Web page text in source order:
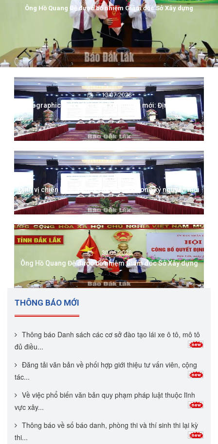
Ông Hồ Quang Đệ được bổ nhiệm Giám đốc Sở Xây dựng
13/07/2026
(Infographic) Đắk Lắk trong kỷ nguyên mới: Định vị chiến
lược -...
13/07/2026
Định vị chiến lược để Đắk Lắk bứt phá trong kỷ nguyên mới
30/06/2026
Ông Hồ Quang Đệ được bổ nhiệm Giám đốc Sở Xây dựng
THÔNG BÁO MỚI
Thông báo Danh sách các cơ sở đào tạo lái xe ô tô, mô tô
đủ điều...
Đăng tải văn bản về phối hợp giới thiệu tư vấn viên, cộng
tác...
Về việc phổ biến văn bản quy phạm pháp luật thuộc lĩnh
vực xây...
Thông báo về số báo danh, phòng thi và thí sinh thi lại kỳ
thi...